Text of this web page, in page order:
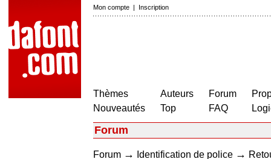
Mon compte | Inscription
Thèmes
Nouveautés
Auteurs
Top
Forum
FAQ
Forum
Forum → Identification de police →